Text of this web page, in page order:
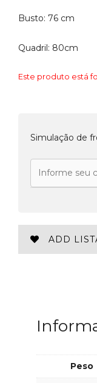
Busto: 76 cm
Quadril: 80cm
Este produto está
Simulação de
ADD
Peso